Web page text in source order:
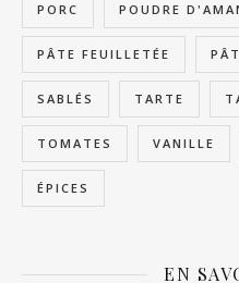
PORC POUDRE
PÂTE FEUILLETÉE
SABLÉS TARTE
TOMATES VANILLE
ÉPICES
EN